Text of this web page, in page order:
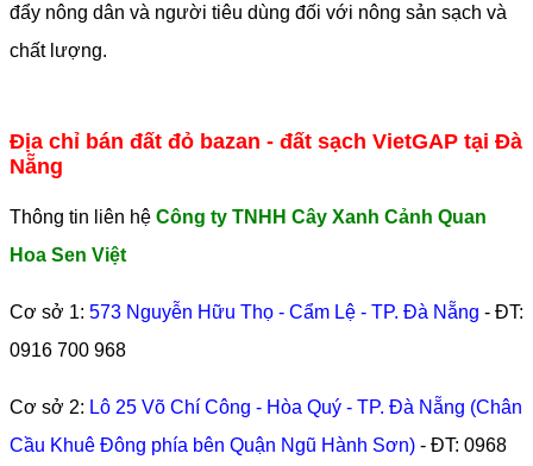
đẩy nông dân và người tiêu dùng đối với nông sản sạch và
chất lượng.
Địa chỉ bán đất đỏ bazan - đất sạch VietGAP tại Đà
Nẵng
Thông tin liên hệ Công ty TNHH Cây Xanh Cảnh Quan
Hoa Sen Việt
Cơ sở 1: 573 Nguyễn Hữu Thọ - Cẩm Lệ - TP. Đà Nẵng - ĐT:
0916 700 968
Cơ sở 2: Lô 25 Võ Chí Công - Hòa Quý - TP. Đà Nẵng (Chân
Cầu Khuê Đông phía bên Quận Ngũ Hành Sơn) - ĐT: 0968